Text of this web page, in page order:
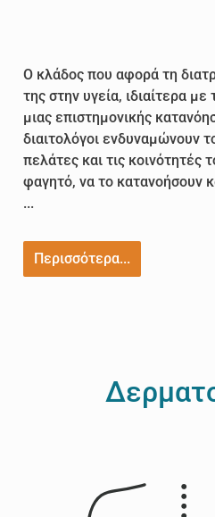
Ο κλάδος που αφορά τη
της στην υγεία, ιδιαίτερα
μιας επιστημονικής
διαιτολόγοι ενδυναμώνουν
πελάτες και τις κοινότητές
φαγητό, να το κατανοήσουν
...
Περισσότερα...